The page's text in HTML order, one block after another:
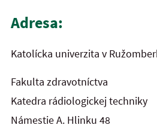
Adresa:
Katolícka univerzita v
Fakulta zdravotníctva
Katedra rádiologickej techniky
Námestie A. Hlinku 48